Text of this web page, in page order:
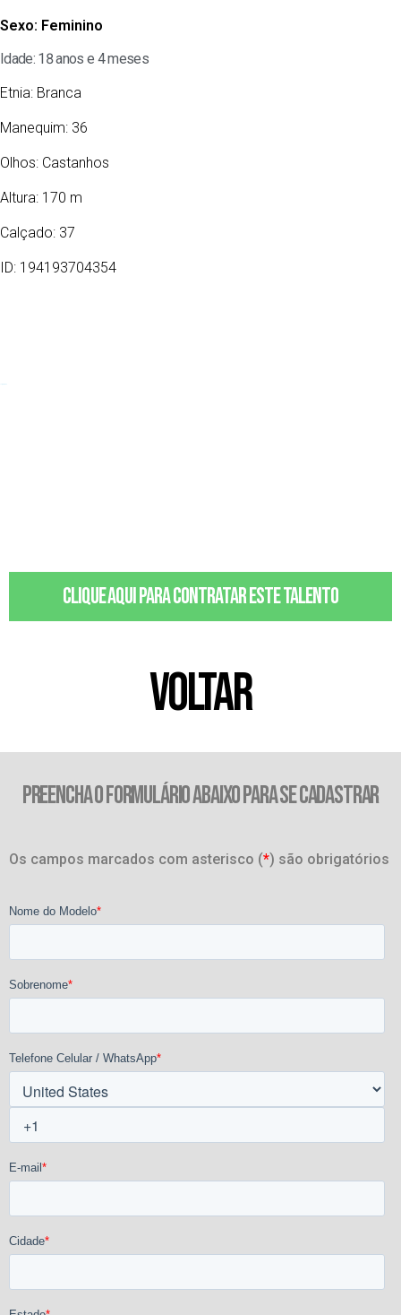
Sexo: Feminino
Idade: 18 anos e 4 meses
Etnia: Branca
Manequim: 36
Olhos: Castanhos
Altura: 170 m
Calçado: 37
ID: 194193704354
Clique aqui para contratar este talento
VOLTAR
PREENCHA O FORMULÁRIO ABAIXO PARA SE CADASTRAR
Os campos marcados com asterisco (*) são obrigatórios